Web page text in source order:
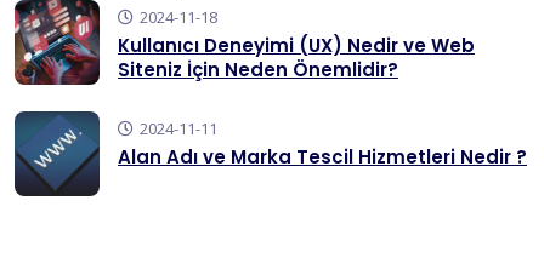
2024-11-18
Kullanıcı Deneyimi (UX) Nedir ve Web
Siteniz İçin Neden Önemlidir?
2024-11-11
Alan Adı ve Marka Tescil Hizmetleri Nedir ?